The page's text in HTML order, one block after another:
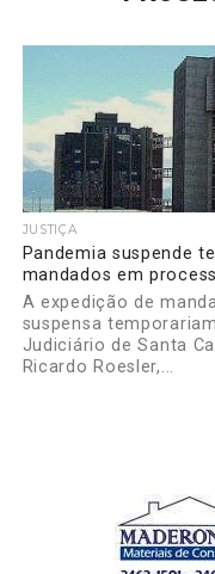
JUSTIÇA
Pandemia suspende
mandados em
A expedição de
suspensa
Judiciário de Santa
Ricardo Roesler,...